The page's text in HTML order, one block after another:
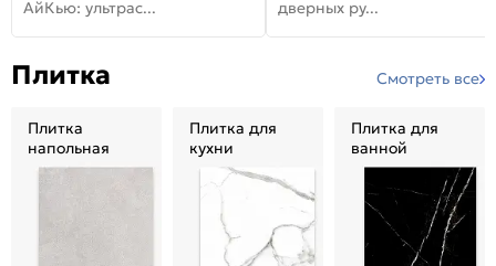
АйКью: ультрас...
дверных ру...
Плитка Смотреть все
Плитка
напольная
Плитка для
кухни
Плитка для
ванной